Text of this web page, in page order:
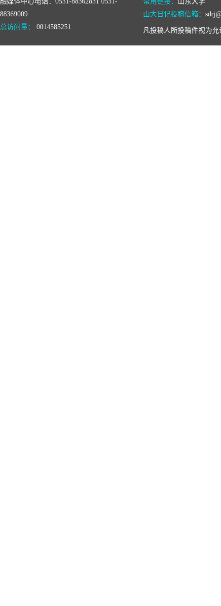
88369009
山大日记投稿信箱：
总访问量：
0014585251 凡投稿人所投稿件视为